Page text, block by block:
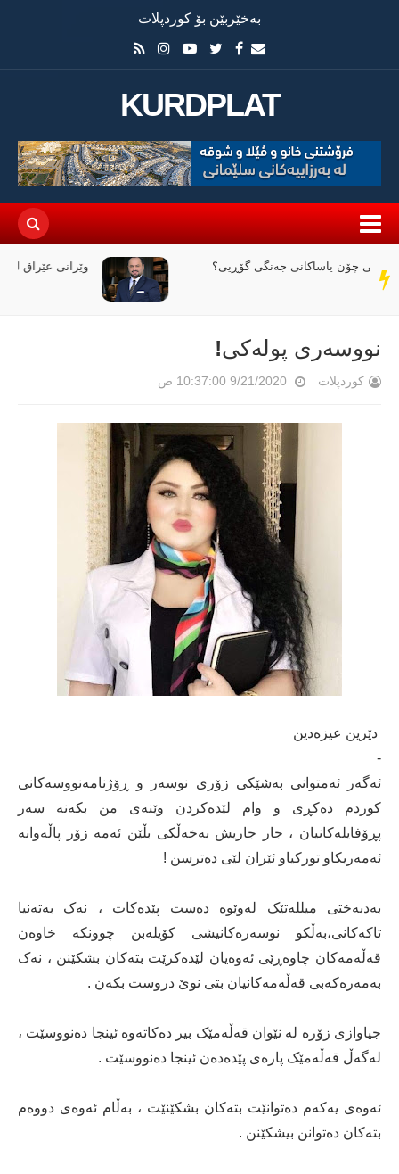
بەخێربێن بۆ کوردپلات
KURDPLAT
سەر
دێڕ
وێرانی عێراق لە نێوان ملیاران و ئاگردا
نووسەری پولەکی!
کوردپلات 9/21/2020 10:37:00 ص
دێرین عیزەدین
-
ئەگەر ئەمتوانی بەشێکی زۆری نوسەر و ڕۆژنامەنووسەکانی
کوردم دەکڕی و وام لێدەکردن وێنەی من بکەنە سەر
پڕۆفایلەکانیان ، جار جاریش بەخەڵکی بڵێن ئەمە زۆر پاڵەوانە
ئەمەریکاو تورکیاو ئێران لێی دەترسن !
بەدبەختی میللەتێک لەوێوە دەست پێدەکات ، نەک بەتەنیا
تاکەکانی،بەڵکو نوسەرەکانیشی کۆیلەبن چوونکە خاوەن
قەڵەمەکان چاوەڕێی ئەوەیان لێدەکرێت بتەکان بشکێنن ، نەک
بەمەرەکەبی قەڵەمەکانیان بتی نوێ دروست بکەن .
جیاوازی زۆرە لە نێوان قەڵەمێک بیر دەکاتەوە ئینجا دەنووسێت ،
لەگەڵ قەڵەمێک پارەی پێدەدەن ئینجا دەنووسێت .
ئەوەی یەکەم دەتوانێت بتەکان بشکێنێت ، بەڵام ئەوەی دووەم
بتەکان دەتوانن بیشکێنن .